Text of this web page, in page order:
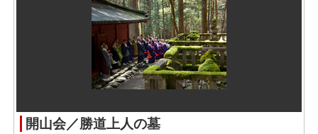
開山会／勝道上人の墓